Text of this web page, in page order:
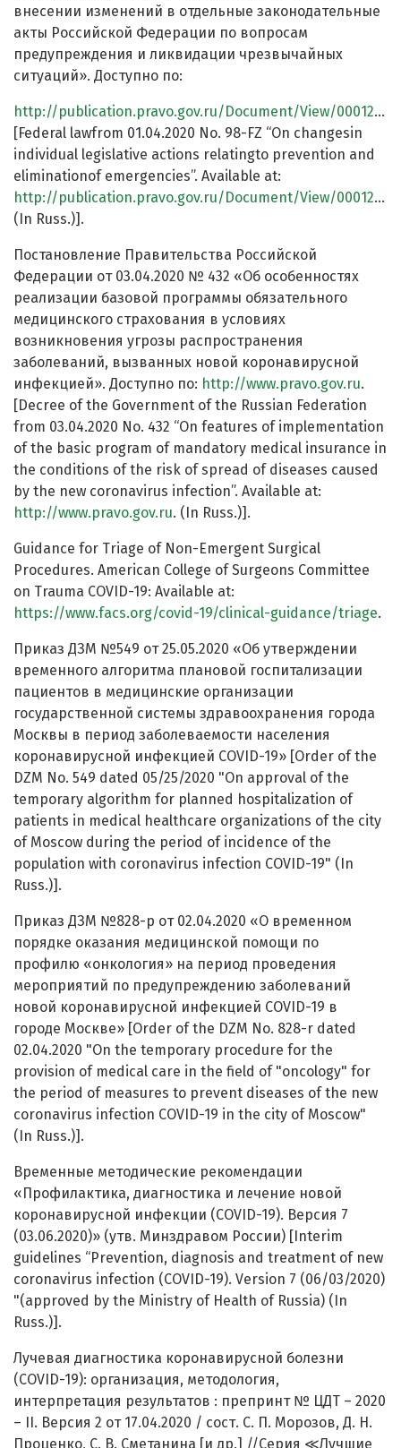
внесении изменений в отдельные законодательные
акты Российской Федерации по вопросам
предупреждения и ликвидации чрезвычайных
ситуаций». Доступно по:
http://publication.pravo.gov.ru/Document/View/0001202004010072
[Federal lawfrom 01.04.2020 No. 98-FZ “On changesin
individual legislative actions relatingto prevention and
eliminationof emergencies”. Available at:
http://publication.pravo.gov.ru/Document/View/0001202004010072
(In Russ.)].
Постановление Правительства Российской
Федерации от 03.04.2020 № 432 «Об особенностях
реализации базовой программы обязательного
медицинского страхования в условиях
возникновения угрозы распространения
заболеваний, вызванных новой коронавирусной
инфекцией». Доступно по: http://www.pravo.gov.ru.
[Decree of the Government of the Russian Federation
from 03.04.2020 No. 432 “On features of implementation
of the basic program of mandatory medical insurance in
the conditions of the risk of spread of diseases caused
by the new coronavirus infection”. Available at:
http://www.pravo.gov.ru. (In Russ.)].
Guidance for Triage of Non-Emergent Surgical
Procedures. American College of Surgeons Committee
on Trauma COVID-19: Available at:
https://www.facs.org/covid-19/clinical-guidance/triage.
Приказ ДЗМ №549 от 25.05.2020 «Об утверждении
временного алгоритма плановой госпитализации
пациентов в медицинские организации
государственной системы здравоохранения города
Москвы в период заболеваемости населения
коронавирусной инфекцией COVID-19» [Order of the
DZM No. 549 dated 05/25/2020 "On approval of the
temporary algorithm for planned hospitalization of
patients in medical healthcare organizations of the city
of Moscow during the period of incidence of the
population with coronavirus infection COVID-19" (In
Russ.)].
Приказ ДЗМ №828-р от 02.04.2020 «О временном
порядке оказания медицинской помощи по
профилю «онкология» на период проведения
мероприятий по предупреждению заболеваний
новой коронавирусной инфекцией COVID-19 в
городе Москве» [Order of the DZM No. 828-r dated
02.04.2020 "On the temporary procedure for the
provision of medical care in the field of "oncology" for
the period of measures to prevent diseases of the new
coronavirus infection COVID-19 in the city of Moscow"
(In Russ.)].
Временные методические рекомендации
«Профилактика, диагностика и лечение новой
коронавирусной инфекции (COVID-19). Версия 7
(03.06.2020)» (утв. Минздравом России) [Interim
guidelines “Prevention, diagnosis and treatment of new
coronavirus infection (COVID-19). Version 7 (06/03/2020)
"(approved by the Ministry of Health of Russia) (In
Russ.)].
Лучевая диагностика коронавирусной болезни
(COVID-19): организация, методология,
интерпретация результатов : препринт № ЦДТ – 2020
– II. Версия 2 от 17.04.2020 / сост. С. П. Морозов, Д. Н.
Проценко, С. В. Сметанина [и др.] //Серия ≪Лучшие